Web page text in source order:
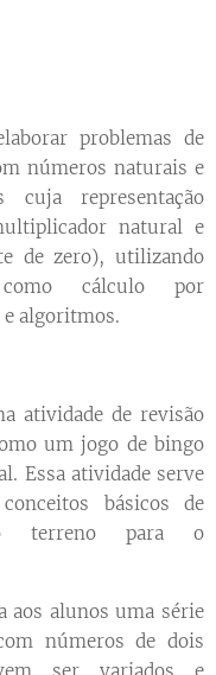
problemas de
números naturais e
cuja representação
natural e
de zero), utilizando
como cálculo por
algoritmos.
atividade de revisão
um jogo de bingo
Essa atividade serve
básicos de
terreno para o
aos alunos uma série
números de dois
ser variados e